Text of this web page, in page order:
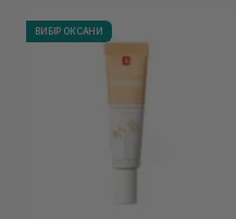
ВИБІР ОКСАНИ